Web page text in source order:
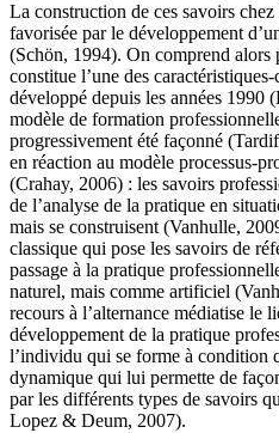
La construction de ces savoirs
favorisée par le développement
(Schön, 1994). On comprend alors
constitue l’une des
développé depuis les années 1990
modèle de formation
progressivement été façonné
en réaction au modèle processus-
(Crahay, 2006) : les savoirs
de l’analyse de la pratique en
mais se construisent (Vanhulle,
classique qui pose les savoirs de
passage à la pratique
naturel, mais comme artificiel
recours à l’alternance médiatise le
développement de la pratique
l’individu qui se forme à condition
dynamique qui lui permette de
par les différents types de savoirs
Lopez & Deum, 2007).